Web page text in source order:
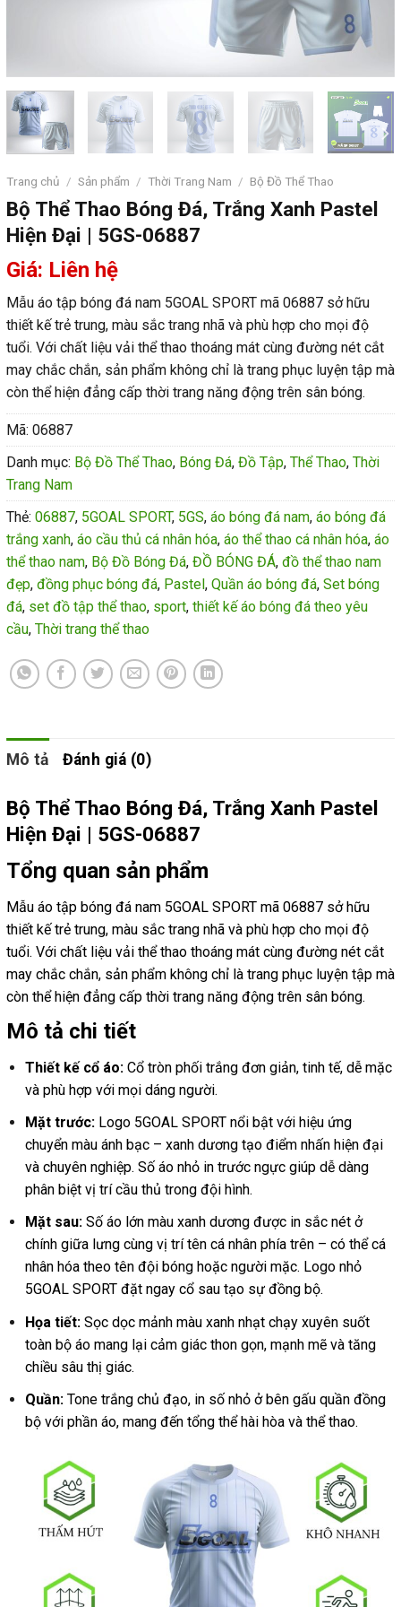
Trang chủ / Sản phẩm / Thời Trang Nam / Bộ Đồ Thể Thao
Bộ Thể Thao Bóng Đá, Trắng Xanh Pastel
Hiện Đại | 5GS-06887
Giá: Liên hệ
Mẫu áo tập bóng đá nam 5GOAL SPORT mã 06887 sở hữu
thiết kế trẻ trung, màu sắc trang nhã và phù hợp cho mọi độ
tuổi. Với chất liệu vải thể thao thoáng mát cùng đường nét cắt
may chắc chắn, sản phẩm không chỉ là trang phục luyện tập mà
còn thể hiện đẳng cấp thời trang năng động trên sân bóng.
Mã: 06887
Danh mục: Bộ Đồ Thể Thao, Bóng Đá, Đồ Tập, Thể Thao, Thời
Trang Nam
Thẻ: 06887, 5GOAL SPORT, 5GS, áo bóng đá nam, áo bóng đá
trắng xanh, áo cầu thủ cá nhân hóa, áo thể thao cá nhân hóa, áo
thể thao nam, Bộ Đồ Bóng Đá, ĐỒ BÓNG ĐÁ, đồ thể thao nam
đẹp, đồng phục bóng đá, Pastel, Quần áo bóng đá, Set bóng
đá, set đồ tập thể thao, sport, thiết kế áo bóng đá theo yêu
cầu, Thời trang thể thao
Mô tả Đánh giá (0)
Bộ Thể Thao Bóng Đá, Trắng Xanh Pastel
Hiện Đại | 5GS-06887
Tổng quan sản phẩm
Mẫu áo tập bóng đá nam 5GOAL SPORT mã 06887 sở hữu
thiết kế trẻ trung, màu sắc trang nhã và phù hợp cho mọi độ
tuổi. Với chất liệu vải thể thao thoáng mát cùng đường nét cắt
may chắc chắn, sản phẩm không chỉ là trang phục luyện tập mà
còn thể hiện đẳng cấp thời trang năng động trên sân bóng.
Mô tả chi tiết
Thiết kế cổ áo:Cổ tròn phối trắng đơn giản, tinh tế, dễ mặc
và phù hợp với mọi dáng người.
Mặt trước:Logo 5GOAL SPORT nổi bật với hiệu ứng
chuyển màu ánh bạc – xanh dương tạo điểm nhấn hiện đại
và chuyên nghiệp. Số áo nhỏ in trước ngực giúp dễ dàng
phân biệt vị trí cầu thủ trong đội hình.
Mặt sau:Số áo lớn màu xanh dương được in sắc nét ở
chính giữa lưng cùng vị trí tên cá nhân phía trên – có thể cá
nhân hóa theo tên đội bóng hoặc người mặc. Logo nhỏ
5GOAL SPORT đặt ngay cổ sau tạo sự đồng bộ.
Họa tiết:Sọc dọc mảnh màu xanh nhạt chạy xuyên suốt
toàn bộ áo mang lại cảm giác thon gọn, mạnh mẽ và tăng
chiều sâu thị giác.
Quần:Tone trắng chủ đạo, in số nhỏ ở bên gấu quần đồng
bộ với phần áo, mang đến tổng thể hài hòa và thể thao.